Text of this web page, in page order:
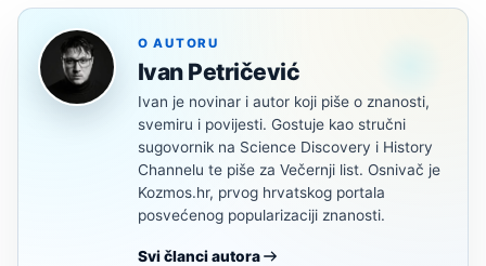
O AUTORU
Ivan Petričević
Ivan je novinar i autor koji piše o znanosti,
svemiru i povijesti. Gostuje kao stručni
sugovornik na Science Discovery i History
Channelu te piše za Večernji list. Osnivač je
Kozmos.hr, prvog hrvatskog portala
posvećenog popularizaciji znanosti.
Svi članci autora